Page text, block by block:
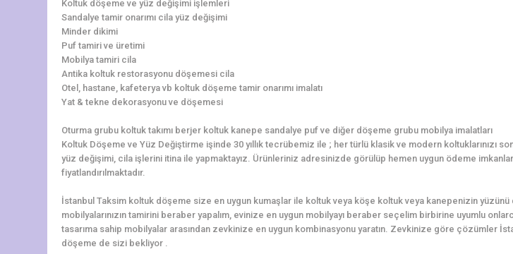
Koltuk döşeme ve yüz değişimi işlemleri
Sandalye tamir onarımı cila yüz değişimi
Minder dikimi
Puf tamiri ve üretimi
Mobilya tamiri cila
Antika koltuk restorasyonu döşemesi cila
Otel, hastane, kafeterya vb koltuk döşeme tamir onarımı imalatı
Yat & tekne dekorasyonu ve döşemesi
Oturma grubu koltuk takımı berjer koltuk kanepe sandalye puf ve diğer döşeme grubu mobilya imalatları
Koltuk Döşeme ve Yüz Değiştirme işinde 30 yıllık tecrübemiz ile ; her türlü klasik ve modern koltuklarınızı
yüz değişimi, cila işlerini itina ile yapmaktayız. Ürünleriniz adresinizde görülüp hemen uygun ödeme
fiyatlandırılmaktadır.
İstanbul Taksim koltuk döşeme size en uygun kumaşlar ile koltuk veya köşe koltuk veya kanepenizin yüzünü
mobilyalarınızın tamirini beraber yapalım, evinize en uygun mobilyayı beraber seçelim birbirine uyumlu
tasarıma sahip mobilyalar arasından zevkinize en uygun kombinasyonu yaratın. Zevkinize göre çözümler
döşeme de sizi bekliyor .